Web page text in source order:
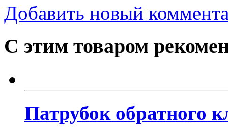
Добавить новый
С этим товаром
Патрубок обратного